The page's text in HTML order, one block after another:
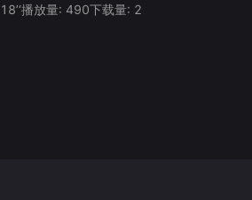
播放量: 490下载量: 2